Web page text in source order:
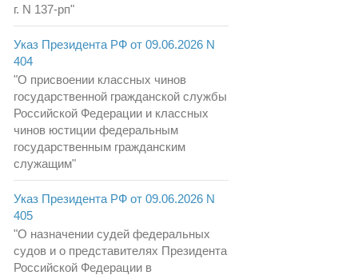
г. N 137-рп"
Указ Президента РФ от 09.06.2026 N
404
"О присвоении классных чинов
государственной гражданской службы
Российской Федерации и классных
чинов юстиции федеральным
государственным гражданским
служащим"
Указ Президента РФ от 09.06.2026 N
405
"О назначении судей федеральных
судов и о представителях Президента
Российской Федерации в